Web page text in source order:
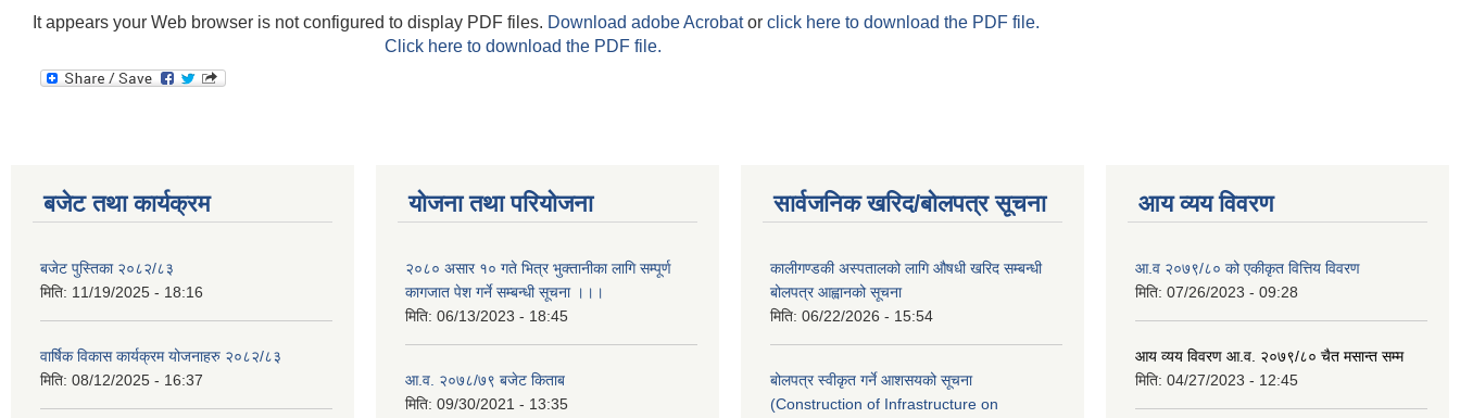
It appears your Web browser is not configured to display PDF files. Download adobe Acrobator click here to download the PDF file.
Click here to download the PDF file.
बजेट तथा कार्यक्रम
बजेट पुस्तिका २०८२/८३
मिति: 11/19/2025 - 18:16
वार्षिक विकास कार्यक्रम योजनाहरु २०८२/८३
मिति: 08/12/2025 - 16:37
योजना तथा परियोजना
२०८० असार १० गते भित्र भुक्तानीका लागि सम्पूर्ण
कागजात पेश गर्ने सम्बन्धी सूचना ।।।
मिति: 06/13/2023 - 18:45
आ.व. २०७८/७९ बजेट किताब
मिति: 09/30/2021 - 13:35
सार्वजनिक खरिद/बोलपत्र सूचना
कालीगण्डकी अस्पतालको लागि औषधी खरिद सम्बन्धी
बोलपत्र आह्वानको सूचना
मिति: 06/22/2026 - 15:54
बोलपत्र स्वीकृत गर्ने आशसयको सूचना
(Construction of Infrastructure on
आय व्यय विवरण
आ.व २०७९/८० को एकीकृत वित्तिय विवरण
मिति: 07/26/2023 - 09:28
आय व्यय विवरण आ.व. २०७९/८० चैत मसान्त सम्म
मिति: 04/27/2023 - 12:45